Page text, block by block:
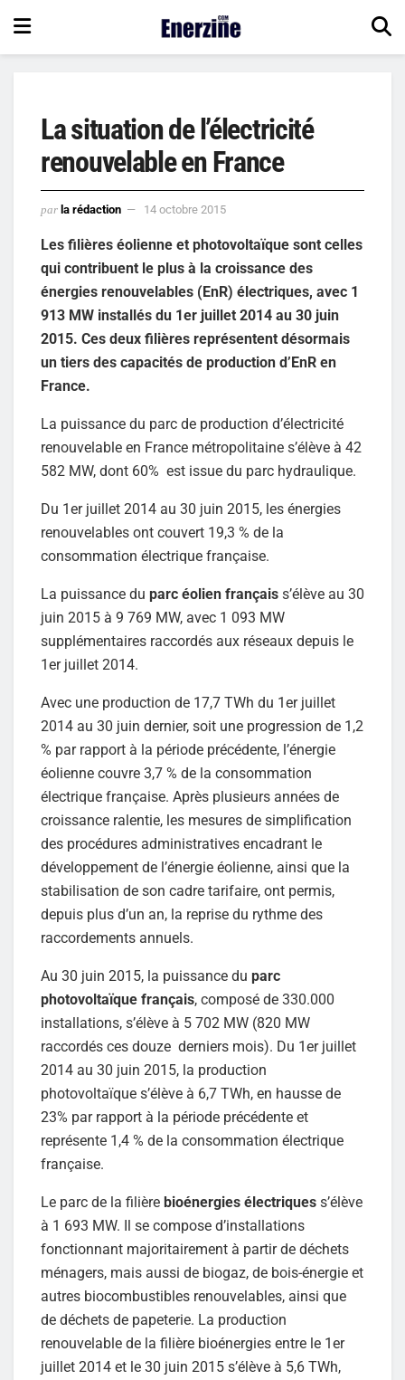
La situation de l’électricité
renouvelable en France
par la rédaction 14 octobre 2015
Les filières éolienne et photovoltaïque sont celles
qui contribuent le plus à la croissance des
énergies renouvelables (EnR) électriques, avec 1
913 MW installés du 1er juillet 2014 au 30 juin
2015. Ces deux filières représentent désormais
un tiers des capacités de production d’EnR en
France.
La puissance du parc de production d’électricité
renouvelable en France métropolitaine s’élève à 42
582 MW, dont 60% est issue du parc hydraulique.
Du 1er juillet 2014 au 30 juin 2015, les énergies
renouvelables ont couvert 19,3 % de la
consommation électrique française.
La puissance du parc éolien français s’élève au 30
juin 2015 à 9 769 MW, avec 1 093 MW
supplémentaires raccordés aux réseaux depuis le
1er juillet 2014.
Avec une production de 17,7 TWh du 1er juillet
2014 au 30 juin dernier, soit une progression de 1,2
% par rapport à la période précédente, l’énergie
éolienne couvre 3,7 % de la consommation
électrique française. Après plusieurs années de
croissance ralentie, les mesures de simplification
des procédures administratives encadrant le
développement de l’énergie éolienne, ainsi que la
stabilisation de son cadre tarifaire, ont permis,
depuis plus d’un an, la reprise du rythme des
raccordements annuels.
Au 30 juin 2015, la puissance du parc
photovoltaïque français, composé de 330.000
installations, s’élève à 5 702 MW (820 MW
raccordés ces douze derniers mois). Du 1er juillet
2014 au 30 juin 2015, la production
photovoltaïque s’élève à 6,7 TWh, en hausse de
23% par rapport à la période précédente et
représente 1,4 % de la consommation électrique
française.
Le parc de la filière bioénergies électriques s’élève
à 1 693 MW. Il se compose d’installations
fonctionnant majoritairement à partir de déchets
ménagers, mais aussi de biogaz, de bois-énergie et
autres biocombustibles renouvelables, ainsi que
de déchets de papeterie. La production
renouvelable de la filière bioénergies entre le 1er
juillet 2014 et le 30 juin 2015 s’élève à 5,6 TWh,